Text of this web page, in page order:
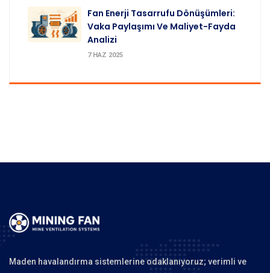
Fan Enerji Tasarrufu Dönüşümleri:
Vaka Paylaşımı Ve Maliyet-Fayda
Analizi
7 HAZ 2025
Maden havalandırma sistemlerine odaklanıyoruz; verimli ve